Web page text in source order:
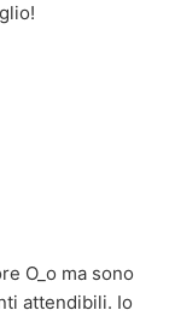
O_o ma sono
attendibili. Io